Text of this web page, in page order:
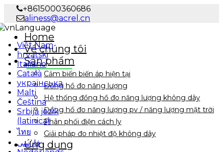
+8615000360686
aliness@acrel.cn
Language
Việt Nam
hrvatski
Italiano
Català
українська
Malti
Čeština
Srbija jezik
(latinica)
ไทย
فارسی
Home
Về chúng tôi
Sản phẩm
Cảm biến biến áp hiện tại
Đồng hồ đo năng lượng
Hệ thống đồng hồ đo năng lượng không dây
Đồng hồ đo năng lượng pv / năng lượng mặt trời
Phân phối điện cách ly
Giải pháp đo nhiệt độ không dây
Ứng dụng